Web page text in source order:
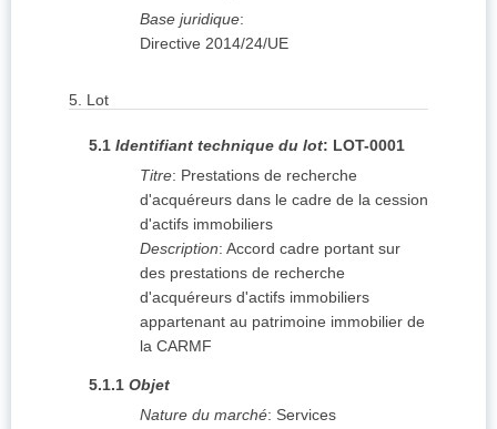
Base juridique:
Directive 2014/24/UE
5. Lot
5.1 Identifiant technique du lot: LOT-0001
Titre: Prestations de recherche
d'acquéreurs dans le cadre de la cession
d'actifs immobiliers
Description: Accord cadre portant sur
des prestations de recherche
d'acquéreurs d'actifs immobiliers
appartenant au patrimoine immobilier de
la CARMF
5.1.1 Objet
Nature du marché: Services